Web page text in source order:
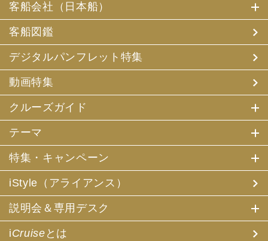
客船会社（日本船）
客船図鑑
デジタルパンフレット特集
動画特集
クルーズガイド
テーマ
特集・キャンペーン
iStyle（アライアンス）
説明会＆専用デスク
iCruise とは